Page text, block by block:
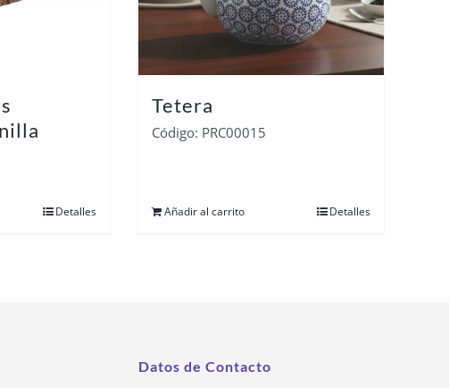
Detalles
Tetera
Código: PRC00015
Añadir al carrito Detalles
Datos de Contacto